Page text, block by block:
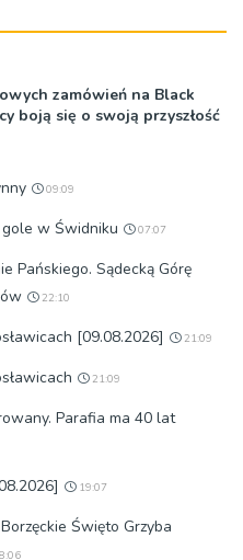
zamówień na Black
boją się o swoją przyszłość
09:09
gole w Świdniku 07:07
Pańskiego. Sądecką Górę
22:10
[09.08.2026] 21:09
21:09
Parafia ma 40 lat
19:07
Święto Grzyba